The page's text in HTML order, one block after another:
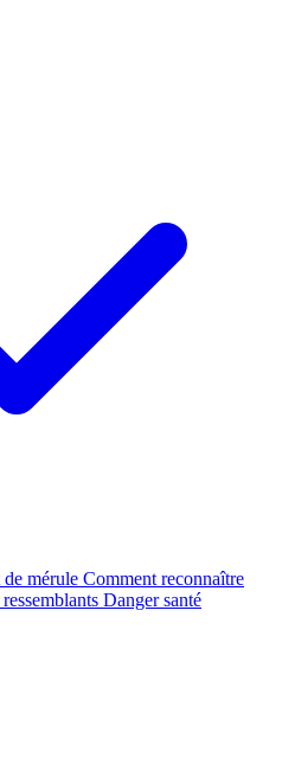
mérule Comment reconnaître
Danger santé